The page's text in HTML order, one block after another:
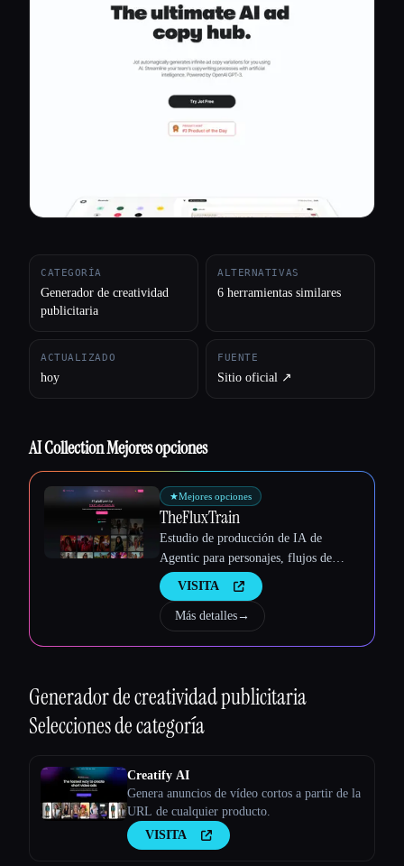
CATEGORÍA
Generador de creatividad
publicitaria
ALTERNATIVAS
6 herramientas similares
ACTUALIZADO
hoy
FUENTE
Sitio oficial ↗︎
AI Collection Mejores opciones
★Mejores opciones
TheFluxTrain
Estudio de producción de IA de
Agentic para personajes, flujos de
trabajo y vídeos coherentes
VISITA
Más detalles→
Generador de creatividad publicitaria
Selecciones de categoría
Creatify AI
Genera anuncios de vídeo cortos a partir de la
URL de cualquier producto.
VISITA